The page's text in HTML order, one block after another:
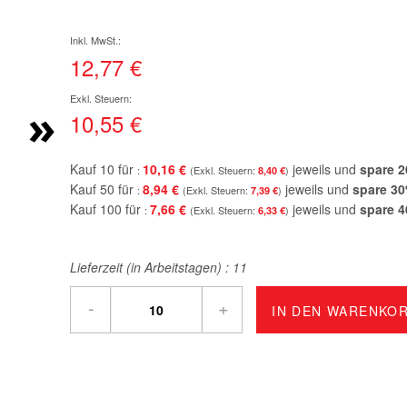
»
12,77 €
10,55 €
Kauf 10 für 10,16 € 8,40 € jeweils und spare
Kauf 50 für 8,94 € 7,39 € jeweils und spare 30
Kauf 100 für 7,66 € 6,33 € jeweils und spare
Lieferzeit (in Arbeitstagen) : 11
- + IN DEN